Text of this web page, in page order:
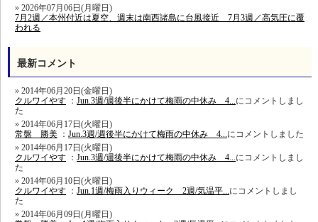
2026年07月06日(月曜日)
7月2週／本州付近は夏空、週末は南西諸島に台風接近 7月3週／高気圧に覆
われる
最新コメント
2014年06月20日(金曜日)
クルワイやす ： Jun.3週/週後半にかけて梅雨の中休み 4... にコメントしまし
た
2014年06月17日(火曜日)
常盤 勝美 ： Jun.3週/週後半にかけて梅雨の中休み 4... にコメントしました
2014年06月17日(火曜日)
クルワイやす ： Jun.3週/週後半にかけて梅雨の中休み 4... にコメントしまし
た
2014年06月10日(火曜日)
クルワイやす ： Jun.1週/梅雨入りウィーク 2週/気温平... にコメントしまし
た
2014年06月09日(月曜日)